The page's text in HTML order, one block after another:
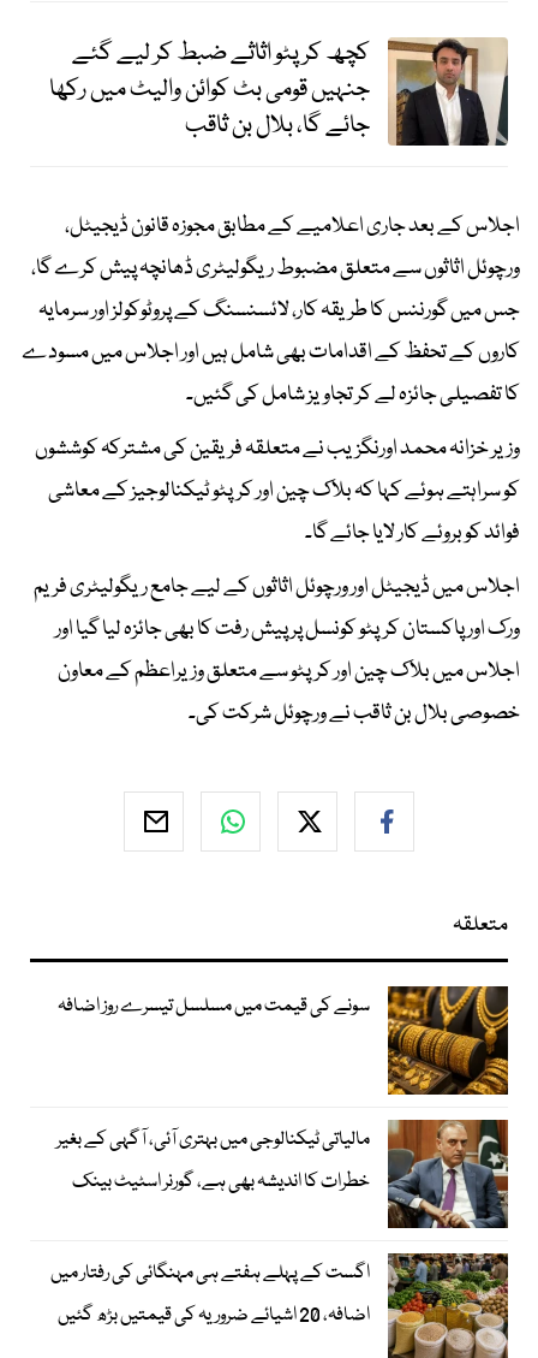
کچھ کرپٹو اثاثے ضبط کر لیے گئے
جنہیں قومی بٹ کوائن والیٹ میں رکھا
جائے گا، بلال بن ثاقب
اجلاس کے بعد جاری اعلامیے کے مطابق مجوزہ قانون ڈیجیٹل،
ورچوئل اثاثوں سے متعلق مضبوط ریگولیٹری ڈھانچہ پیش کرے گا،
جس میں گورننس کا طریقہ کار، لائسنسنگ کے پروٹوکولز اور سرمایہ
کاروں کے تحفظ کے اقدامات بھی شامل ہیں اور اجلاس میں مسودے
کا تفصیلی جائزہ لے کر تجاویز شامل کی گئیں۔
وزیر خزانہ محمد اورنگزیب نے متعلقہ فریقین کی مشترکہ کوششوں
کو سراہتے ہوئے کہا کہ بلاک چین اور کرپٹو ٹیکنالوجیز کے معاشی
فوائد کو بروئے کار لایا جائے گا۔
اجلاس میں ڈیجیٹل اور ورچوئل اثاثوں کے لیے جامع ریگولیٹری فریم
ورک اور پاکستان کرپٹو کونسل پر پیش رفت کا بھی جائزہ لیا گیا اور
اجلاس میں بلاک چین اور کرپٹو سے متعلق وزیراعظم کے معاون
خصوصی بلال بن ثاقب نے ورچوئل شرکت کی۔
متعلقہ
سونے کی قیمت میں مسلسل تیسرے روز اضافہ
مالیاتی ٹیکنالوجی میں بہتری آئی، آگہی کے بغیر
خطرات کا اندیشہ بھی ہے، گورنر اسٹیٹ بینک
اگست کے پہلے ہفتے ہی مہنگائی کی رفتار میں
اضافہ، 20 اشیائے ضروریہ کی قیمتیں بڑھ گئیں